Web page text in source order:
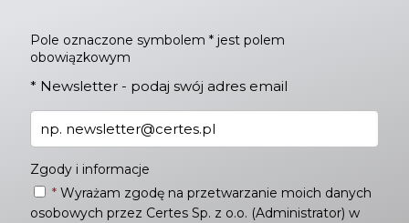
Pole oznaczone symbolem * jest polem
obowiązkowym
* Newsletter - podaj swój adres email
Zgody i informacje
* Wyrażam zgodę na przetwarzanie moich danych
osobowych przez Certes Sp. z o.o. (Administrator) w